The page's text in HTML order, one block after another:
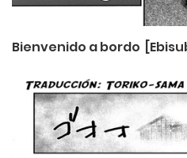
Bienvenido a bordo